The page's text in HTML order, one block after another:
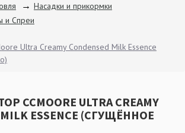
Насадки и прикормки
и Спреи
Ultra Creamy Condensed Milk Essence
CCMOORE ULTRA CREAMY
MILK ESSENCE (СГУЩЁННОЕ